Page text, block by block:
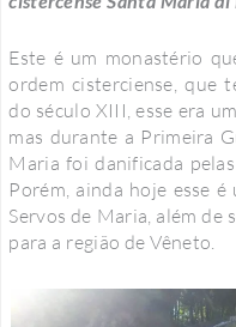
Este é um monastério
ordem cisterciense, que
do século XIII, esse era
mas durante a Primeira
Maria foi danificada
Porém, ainda hoje esse
Servos de Maria, além
para a região de Vêneto.